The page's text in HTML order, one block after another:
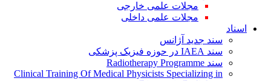
مجلات علمی خارجی
مجلات علمی داخلی
اسناد
سند جدید آژانس
سند IAEA در حوزه فیزیک پزشکی
سند Radiotherapy Programme
Clinical Training Of Medical Physicists Specializing in